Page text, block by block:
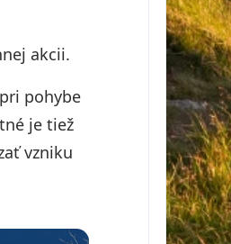
akcii.
pohybe
je tiež
vzniku